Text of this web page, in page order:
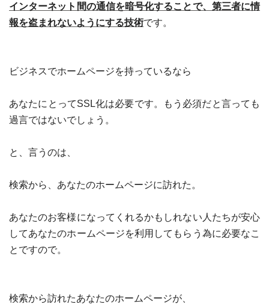
インターネット間の通信を暗号化することで、第三者に情
報を盗まれないようにする技術です。
ビジネスでホームページを持っているなら
あなたにとってSSL化は必要です。もう必須だと言っても
過言ではないでしょう。
と、言うのは、
検索から、あなたのホームページに訪れた。
あなたのお客様になってくれるかもしれない人たちが安心
してあなたのホームページを利用してもらう為に必要なこ
とですので。
検索から訪れたあなたのホームページが、